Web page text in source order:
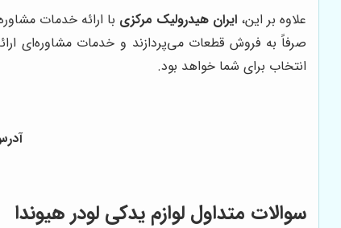
علاوه بر این، ایران هیدرولیک مرکزی با ارائه خدمات
صرفاً به فروش قطعات می‌پردازند و خدمات مشاوره‌ای
انتخاب برای شما خواهد بود.
سوالات متداول لوازم یدکی لودر هیوندا